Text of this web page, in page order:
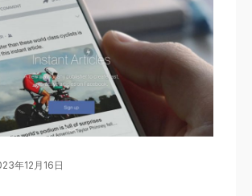
年12月16日